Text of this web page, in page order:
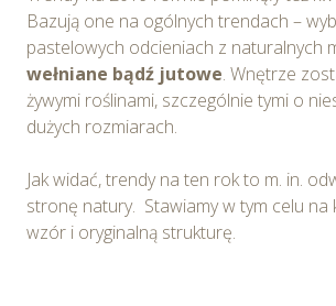
Bazują one na ogólnych trendach –
pastelowych odcieniach z naturalnych
wełniane bądź jutowe. Wnętrze
żywymi roślinami, szczególnie tymi o
dużych rozmiarach.
Jak widać, trendy na ten rok to m. in.
stronę natury. Stawiamy w tym celu na
wzór i oryginalną strukturę.